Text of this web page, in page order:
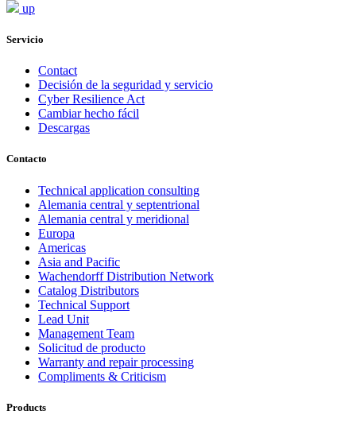
up
Servicio
Contact
Decisión de la seguridad y servicio
Cyber Resilience Act
Cambiar hecho fácil
Descargas
Contacto
Technical application consulting
Alemania central y septentrional
Alemania central y meridional
Europa
Americas
Asia and Pacific
Wachendorff Distribution Network
Catalog Distributors
Technical Support
Lead Unit
Management Team
Solicitud de producto
Warranty and repair processing
Compliments & Criticism
Products